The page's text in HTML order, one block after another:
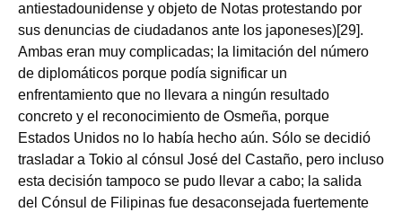
antiestadounidense y objeto de Notas protestando por
sus denuncias de ciudadanos ante los japoneses)[29].
Ambas eran muy complicadas; la limitación del número
de diplomáticos porque podía significar un
enfrentamiento que no llevara a ningún resultado
concreto y el reconocimiento de Osmeña, porque
Estados Unidos no lo había hecho aún. Sólo se decidió
trasladar a Tokio al cónsul José del Castaño, pero incluso
esta decisión tampoco se pudo llevar a cabo; la salida
del Cónsul de Filipinas fue desaconsejada fuertemente